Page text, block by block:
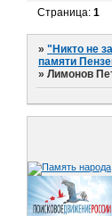
Страница:1
»"Никто не
памяти
»Лимонов